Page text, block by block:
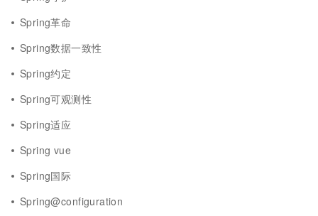
Spring革命
Spring数据一致性
Spring约定
Spring可观测性
Spring适应
Spring vue
Spring国际
Spring@configuration